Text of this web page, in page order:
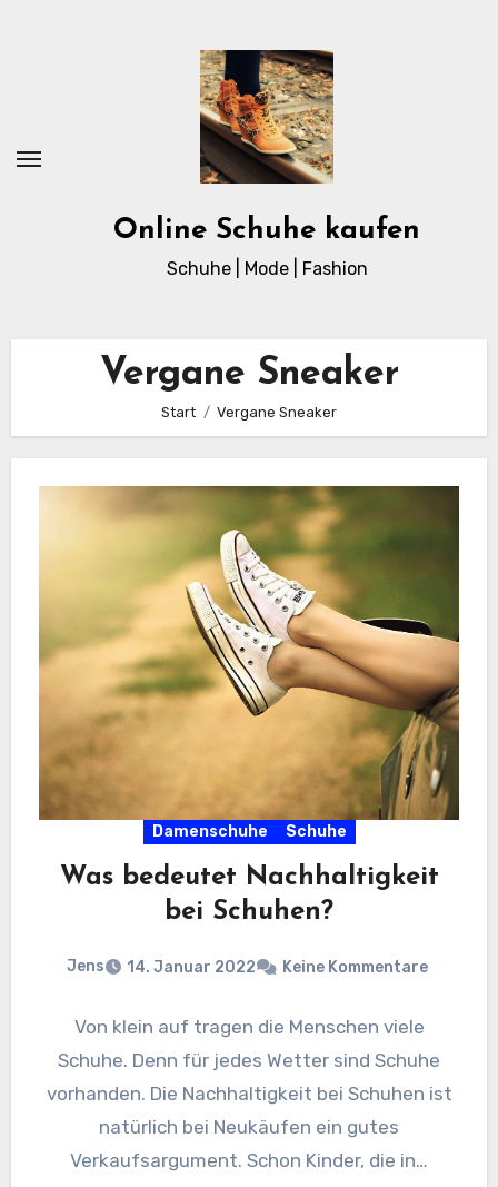
Online Schuhe kaufen
Schuhe | Mode | Fashion
Vergane Sneaker
Start Vergane Sneaker
Damenschuhe Schuhe
Was bedeutet Nachhaltigkeit
bei Schuhen?
Jens 14. Januar 2022 Keine Kommentare
Von klein auf tragen die Menschen viele
Schuhe. Denn für jedes Wetter sind Schuhe
vorhanden. Die Nachhaltigkeit bei Schuhen ist
natürlich bei Neukäufen ein gutes
Verkaufsargument. Schon Kinder, die in…